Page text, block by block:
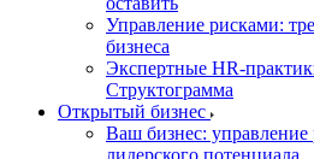
Управление рисками:
бизнеса
Экспертные HR-
Структограмма
Открытый бизнес
Ваш бизнес:
лидерского потенциала